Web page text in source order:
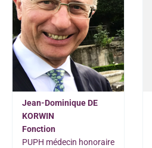
Jean-Dominique DE
KORWIN
Fonction
PUPH médecin honoraire